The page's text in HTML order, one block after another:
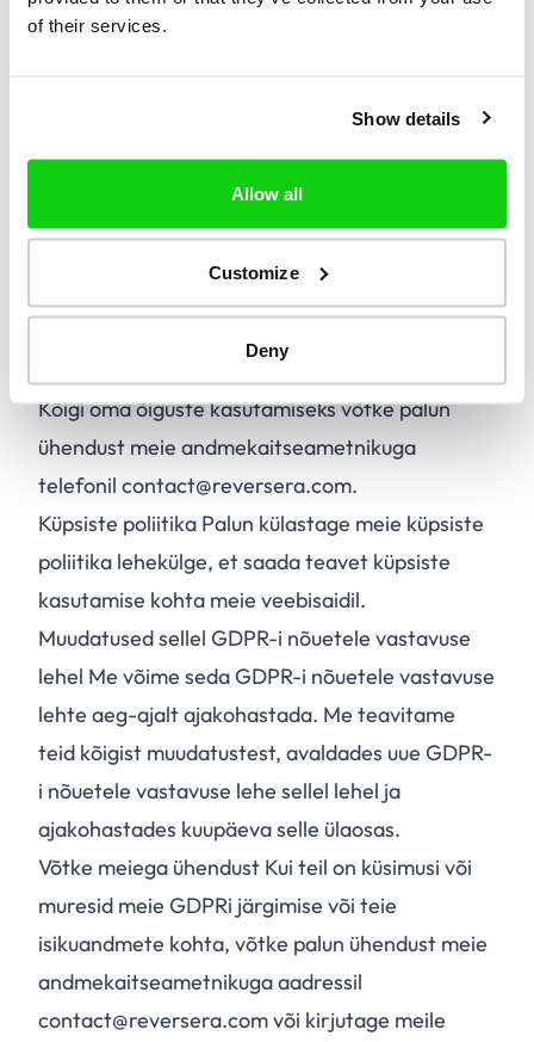
of their services.
Show details
Allow all
Customize
Deny
B.Parandada ebaõigeid või puudulikke
Kõigi oma õiguste kasutamiseks võtke palun
ühendust meie andmekaitseametnikuga
telefonil contact@reversera.com.
Küpsiste poliitika Palun külastage meie küpsiste
poliitika lehekülge, et saada teavet küpsiste
kasutamise kohta meie veebisaidil.
Muudatused sellel GDPR-i nõuetele vastavuse
lehel Me võime seda GDPR-i nõuetele vastavuse
lehte aeg-ajalt ajakohastada. Me teavitame
teid kõigist muudatustest, avaldades uue GDPR-
i nõuetele vastavuse lehe sellel lehel ja
ajakohastades kuupäeva selle ülaosas.
Võtke meiega ühendust Kui teil on küsimusi või
muresid meie GDPRi järgimise või teie
isikuandmete kohta, võtke palun ühendust meie
andmekaitseametnikuga aadressil
contact@reversera.com või kirjutage meile